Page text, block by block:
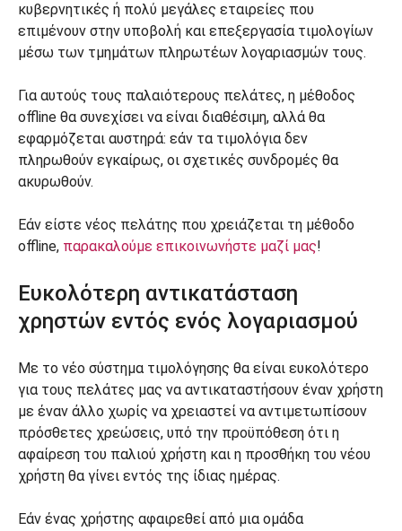
κυβερνητικές ή πολύ μεγάλες εταιρείες που
επιμένουν στην υποβολή και επεξεργασία τιμολογίων
μέσω των τμημάτων πληρωτέων λογαριασμών τους.
Για αυτούς τους παλαιότερους πελάτες, η μέθοδος
offline θα συνεχίσει να είναι διαθέσιμη, αλλά θα
εφαρμόζεται αυστηρά: εάν τα τιμολόγια δεν
πληρωθούν εγκαίρως, οι σχετικές συνδρομές θα
ακυρωθούν.
Εάν είστε νέος πελάτης που χρειάζεται τη μέθοδο
offline, παρακαλούμε επικοινωνήστε μαζί μας!
Ευκολότερη αντικατάσταση
χρηστών εντός ενός λογαριασμού
Με το νέο σύστημα τιμολόγησης θα είναι ευκολότερο
για τους πελάτες μας να αντικαταστήσουν έναν χρήστη
με έναν άλλο χωρίς να χρειαστεί να αντιμετωπίσουν
πρόσθετες χρεώσεις, υπό την προϋπόθεση ότι η
αφαίρεση του παλιού χρήστη και η προσθήκη του νέου
χρήστη θα γίνει εντός της ίδιας ημέρας.
Εάν ένας χρήστης αφαιρεθεί από μια ομάδα